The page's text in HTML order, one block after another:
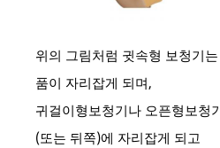
위의 그림처럼 귓속형 보청기
품이 자리잡게 되며,
귀걸이형보청기나 오픈형보청
(또는 뒤쪽)에 자리잡게 되고